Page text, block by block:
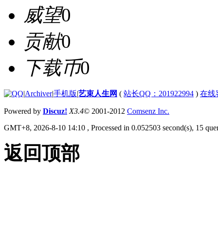
威望0
贡献0
下载币0
|Archiver|手机版|艺束人生网 ( 站长QQ：201922994 ) 在线
Powered by Discuz! X3.4© 2001-2012 Comsenz Inc.
GMT+8, 2026-8-10 14:10 , Processed in 0.052503 second(s), 15
返回顶部